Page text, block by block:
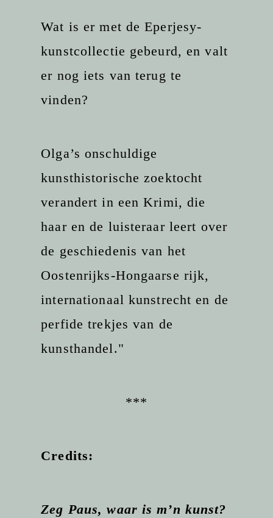
Wat is er met de Eperjesy-
kunstcollectie gebeurd, en valt
er nog iets van terug te
vinden?
Olga’s onschuldige
kunsthistorische zoektocht
verandert in een Krimi, die
haar en de luisteraar leert over
de geschiedenis van het
Oostenrijks-Hongaarse rijk,
internationaal kunstrecht en de
perfide trekjes van de
kunsthandel."
***
Credits:
Zeg Paus, waar is m’n kunst?